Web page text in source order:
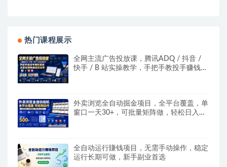
热门课程展示
全网主流广告投放课，腾讯ADQ / 抖音 /
快手 / B 站实操教学，手把手教投手赚钱变
外卖浏览全自动掘金项目，全平台覆盖，单
窗口一天30+，可批量矩阵做，轻松日入
全自动运行賺钱项目，无需手动操作，稳定
运行长期可做，新手副业首选